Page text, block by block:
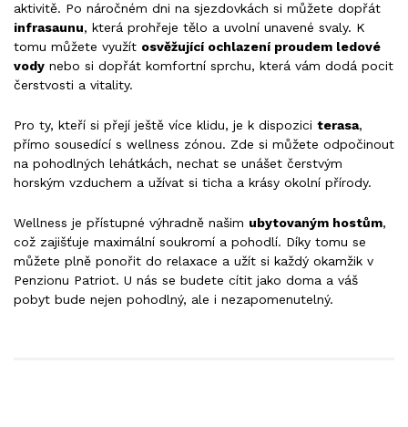
aktivitě. Po náročném dni na sjezdovkách si můžete dopřát
infrasaunu, která prohřeje tělo a uvolní unavené svaly. K
tomu můžete využít osvěžující ochlazení proudem ledové
vody nebo si dopřát komfortní sprchu, která vám dodá pocit
čerstvosti a vitality.
Pro ty, kteří si přejí ještě více klidu, je k dispozici terasa,
přímo sousedící s wellness zónou. Zde si můžete odpočinout
na pohodlných lehátkách, nechat se unášet čerstvým
horským vzduchem a užívat si ticha a krásy okolní přírody.
Wellness je přístupné výhradně našim ubytovaným hostům,
což zajišťuje maximální soukromí a pohodlí. Díky tomu se
můžete plně ponořit do relaxace a užít si každý okamžik v
Penzionu Patriot. U nás se budete cítit jako doma a váš
pobyt bude nejen pohodlný, ale i nezapomenutelný.